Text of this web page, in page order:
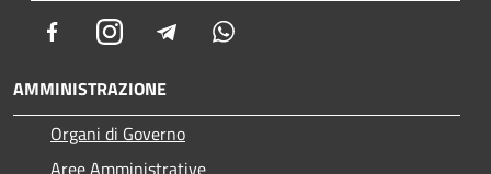
FacebookInstagram Telegram
AMMINISTRAZIONE
Organi di Governo